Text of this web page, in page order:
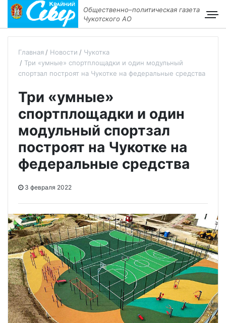
Общественно–политическая газета
Чукотского АО
Главная Новости
Чукотка
Три «умные» спортплощадки и один модульный
спортзал построят на Чукотке на федеральные средства
Три «умные»
спортплощадки и один
модульный спортзал
построят на Чукотке на
федеральные средства
3 февраля 2022